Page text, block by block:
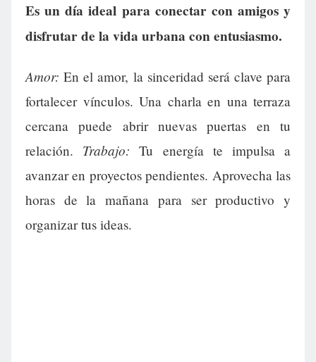
Es un día ideal para conectar con amigos y
disfrutar de la vida urbana con entusiasmo.
Amor: En el amor, la sinceridad será clave para
fortalecer vínculos. Una charla en una terraza
cercana puede abrir nuevas puertas en tu
relación. Trabajo: Tu energía te impulsa a
avanzar en proyectos pendientes. Aprovecha las
horas de la mañana para ser productivo y
organizar tus ideas.